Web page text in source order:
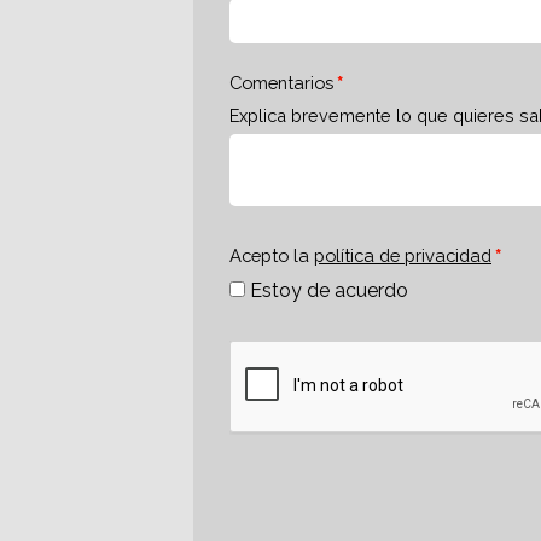
Comentarios
Explica brevemente lo que quieres
Acepto la política de privacidad
Estoy de acuerdo